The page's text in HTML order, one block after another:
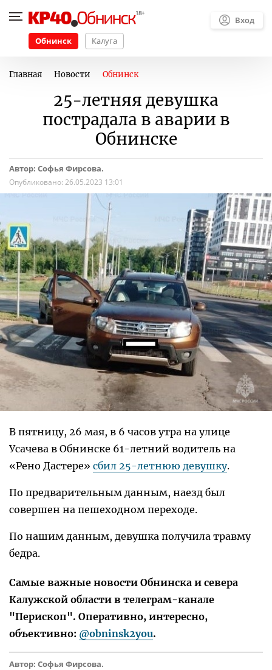
Обнинск Калуга
Вход
Главная Новости Обнинск
25-летняя девушка
пострадала в аварии в
Обнинске
Автор: Софья Фирсова.
Опубликовано: 26.05.2023 13:01
В пятницу, 26 мая, в 6 часов утра на улице
Усачева в Обнинске 61-летний водитель на
«Рено Дастере» сбил 25-летнюю девушку.
По предварительным данным, наезд был
совершен на пешеходном переходе.
По нашим данным, девушка получила травму
бедра.
Самые важные новости Обнинска и севера
Калужской области в телеграм-канале
"Перископ". Оперативно, интересно,
объективно: @obninsk2you.
Автор: Софья Фирсова.